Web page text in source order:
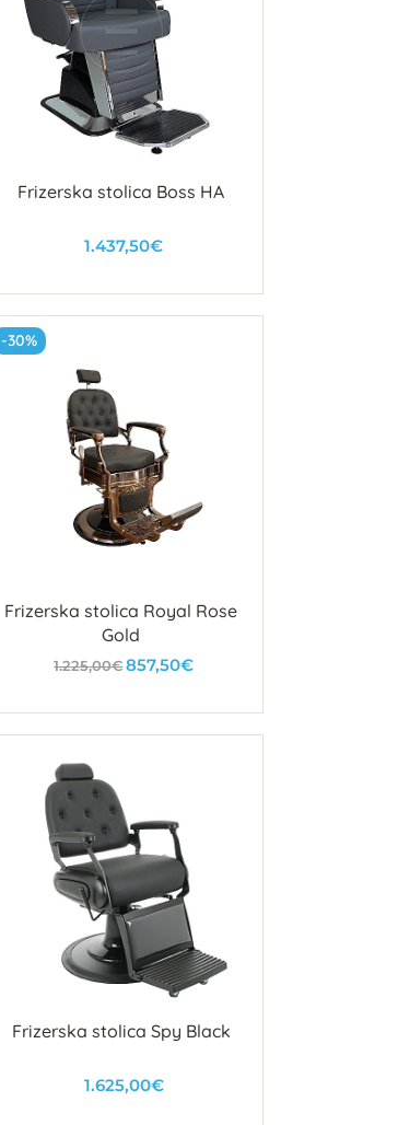
Frizerska stolica Boss HA
1.437,50€
U košaricu
-30%
Frizerska stolica Royal Rose
Gold
1.225,00€857,50€
U košaricu
Frizerska stolica Spy Black
1.625,00€